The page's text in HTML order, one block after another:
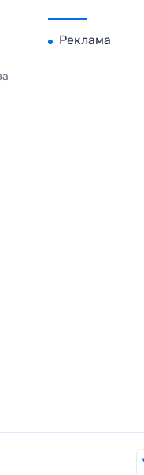
Реклама